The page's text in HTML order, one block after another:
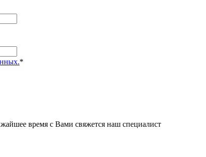
*
время с Вами свяжется наш специалист